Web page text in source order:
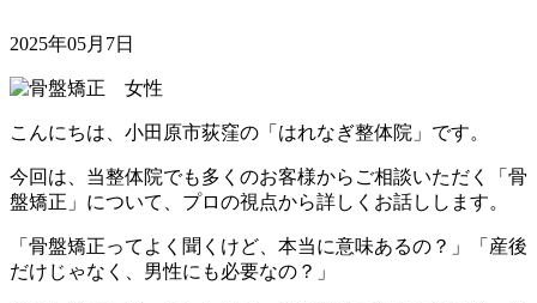
2025年05月7日
こんにちは、小田原市荻窪の「はれなぎ整体院」です。
今回は、当整体院でも多くのお客様からご相談いただく「骨
盤矯正」について、プロの視点から詳しくお話しします。
「骨盤矯正ってよく聞くけど、本当に意味あるの？」「産後
だけじゃなく、男性にも必要なの？」